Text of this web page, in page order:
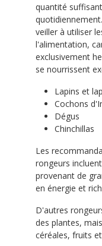
quantité
veiller à utiliser
l'alimentation,
exclusivement
se nourrissent
Lapins et
Cochons
Dégus
Chinchillas
Les
rongeurs
provenant de
en énergie et
D'autres
des plantes,
céréales, fruits